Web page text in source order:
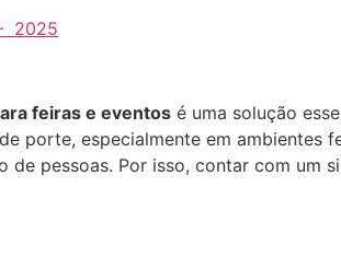
2025
feiras e eventos é uma solução
porte, especialmente em
de pessoas. Por isso, contar com um